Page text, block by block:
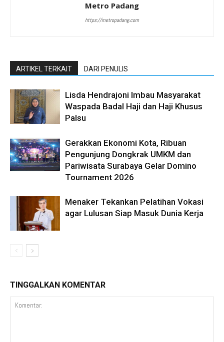
Metro Padang
https://metropadang.com
ARTIKEL TERKAIT DARI PENULIS
Lisda Hendrajoni Imbau Masyarakat
Waspada Badal Haji dan Haji Khusus
Palsu
Gerakkan Ekonomi Kota, Ribuan
Pengunjung Dongkrak UMKM dan
Pariwisata Surabaya Gelar Domino
Tournament 2026
Menaker Tekankan Pelatihan Vokasi
agar Lulusan Siap Masuk Dunia Kerja
TINGGALKAN KOMENTAR